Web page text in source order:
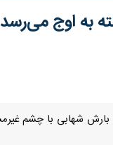
به اوج می‌رسد